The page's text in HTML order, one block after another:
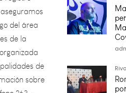
de la
de
sobre
263-